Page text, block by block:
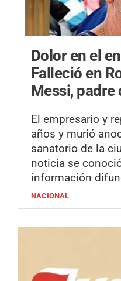
Dolor en el
Falleció en
Messi, padre
El empresario y
años y murió
sanatorio de la
noticia se
información
NACIONAL